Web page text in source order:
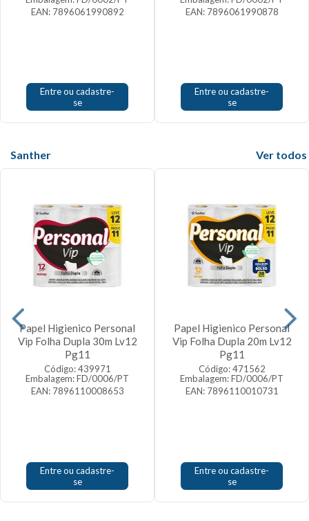
EAN: 7896061990892
Entre ou cadastre-
se
EAN: 7896061990878
Entre ou cadastre-
se
Santher
Papel Higienico Personal
Vip Folha Dupla 30m Lv12
Pg11
Código: 439971
Embalagem: FD/0006/PT
EAN: 7896110008653
Entre ou cadastre-
se
Papel Higienico Personal
Vip Folha Dupla 20m Lv12
Pg11
Código: 471562
Embalagem: FD/0006/PT
EAN: 7896110010731
Entre ou cadastre-
se